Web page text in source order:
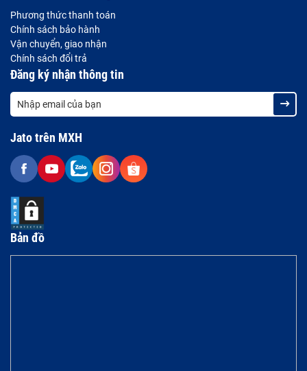
Phương thức thanh toán
Chính sách bảo hành
Vận chuyển, giao nhận
Chính sách đổi trả
Đăng ký nhận thông tin
Jato trên MXH
Bản đồ